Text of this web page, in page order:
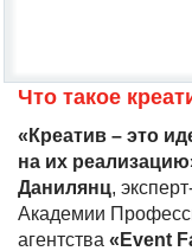
Что такое
«Креатив – это
на их
Данилянц,
Академии
агентства «Event